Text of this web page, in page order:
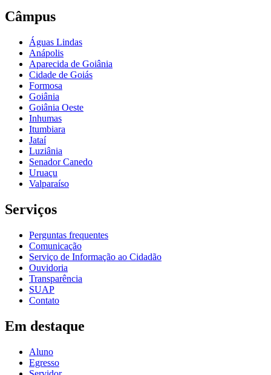
Câmpus
Águas Lindas
Anápolis
Aparecida de Goiânia
Cidade de Goiás
Formosa
Goiânia
Goiânia Oeste
Inhumas
Itumbiara
Jataí
Luziânia
Senador Canedo
Uruaçu
Valparaíso
Serviços
Perguntas frequentes
Comunicação
Serviço de Informação ao Cidadão
Ouvidoria
Transparência
SUAP
Contato
Em destaque
Aluno
Egresso